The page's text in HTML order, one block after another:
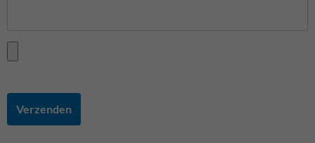
Verzenden